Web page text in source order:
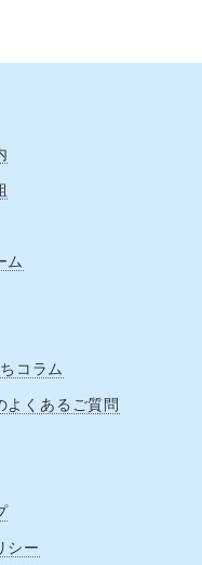
ム
コラム
よくあるご質問
シー